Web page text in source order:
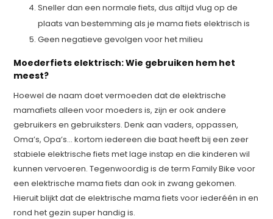
Sneller dan een normale fiets, dus altijd vlug op de
plaats van bestemming als je mama fiets elektrisch is
Geen negatieve gevolgen voor het milieu
Moederfiets elektrisch: Wie gebruiken hem het
meest?
Hoewel de naam doet vermoeden dat de elektrische
mamafiets alleen voor moeders is, zijn er ook andere
gebruikers en gebruiksters. Denk aan vaders, oppassen,
Oma’s, Opa’s… kortom iedereen die baat heeft bij een zeer
stabiele elektrische fiets met lage instap en die kinderen wil
kunnen vervoeren. Tegenwoordig is de term Family Bike voor
een elektrische mama fiets dan ook in zwang gekomen.
Hieruit blijkt dat de elektrische mama fiets voor iederéén in en
rond het gezin super handig is.